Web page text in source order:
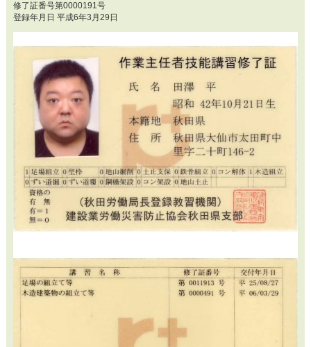
修了証番号第0000191号
登録年月日 平成6年3月29日